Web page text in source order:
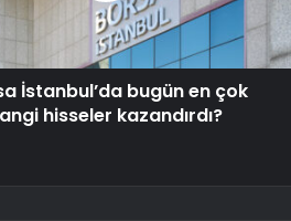
İstanbul’da bugün en çok
hisseler kazandırdı?